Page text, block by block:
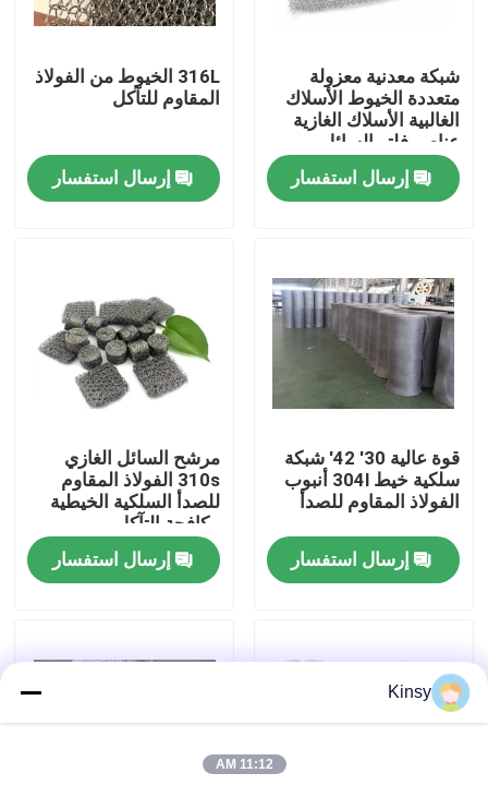
المنزل
برنامج VR
حولنا
مراقبة الجودة
اتصل بنا
القضايا
شاشة شبكة الأسلاك المنسوجة
شبكة معدنية معزولة
متعددة الخيوط الأسلاك
الغالبية الأسلاك الغازية
عناصر فلتر السائل
إرسال استفسار
316L الخيوط من الفولاذ
المقاوم للتآكل
إرسال استفسار
قوة عالية 30' 42' شبكة
سلكية خيط 304l أنبوب
الفولاذ المقاوم للصدأ
إرسال استفسار
مرشح السائل الغازي
310s الفولاذ المقاوم
للصدأ السلكية الخيطية
مكافحة التآكل
إرسال استفسار
Kinsy
11:12 AM